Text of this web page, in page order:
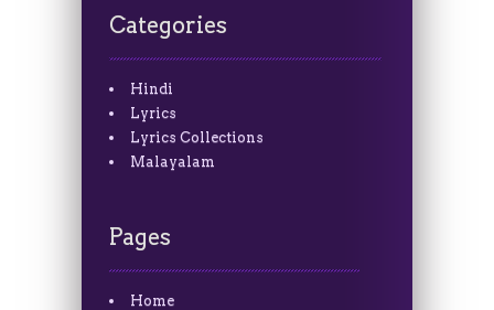
Categories
Hindi
Lyrics
Lyrics Collections
Malayalam
Pages
Home